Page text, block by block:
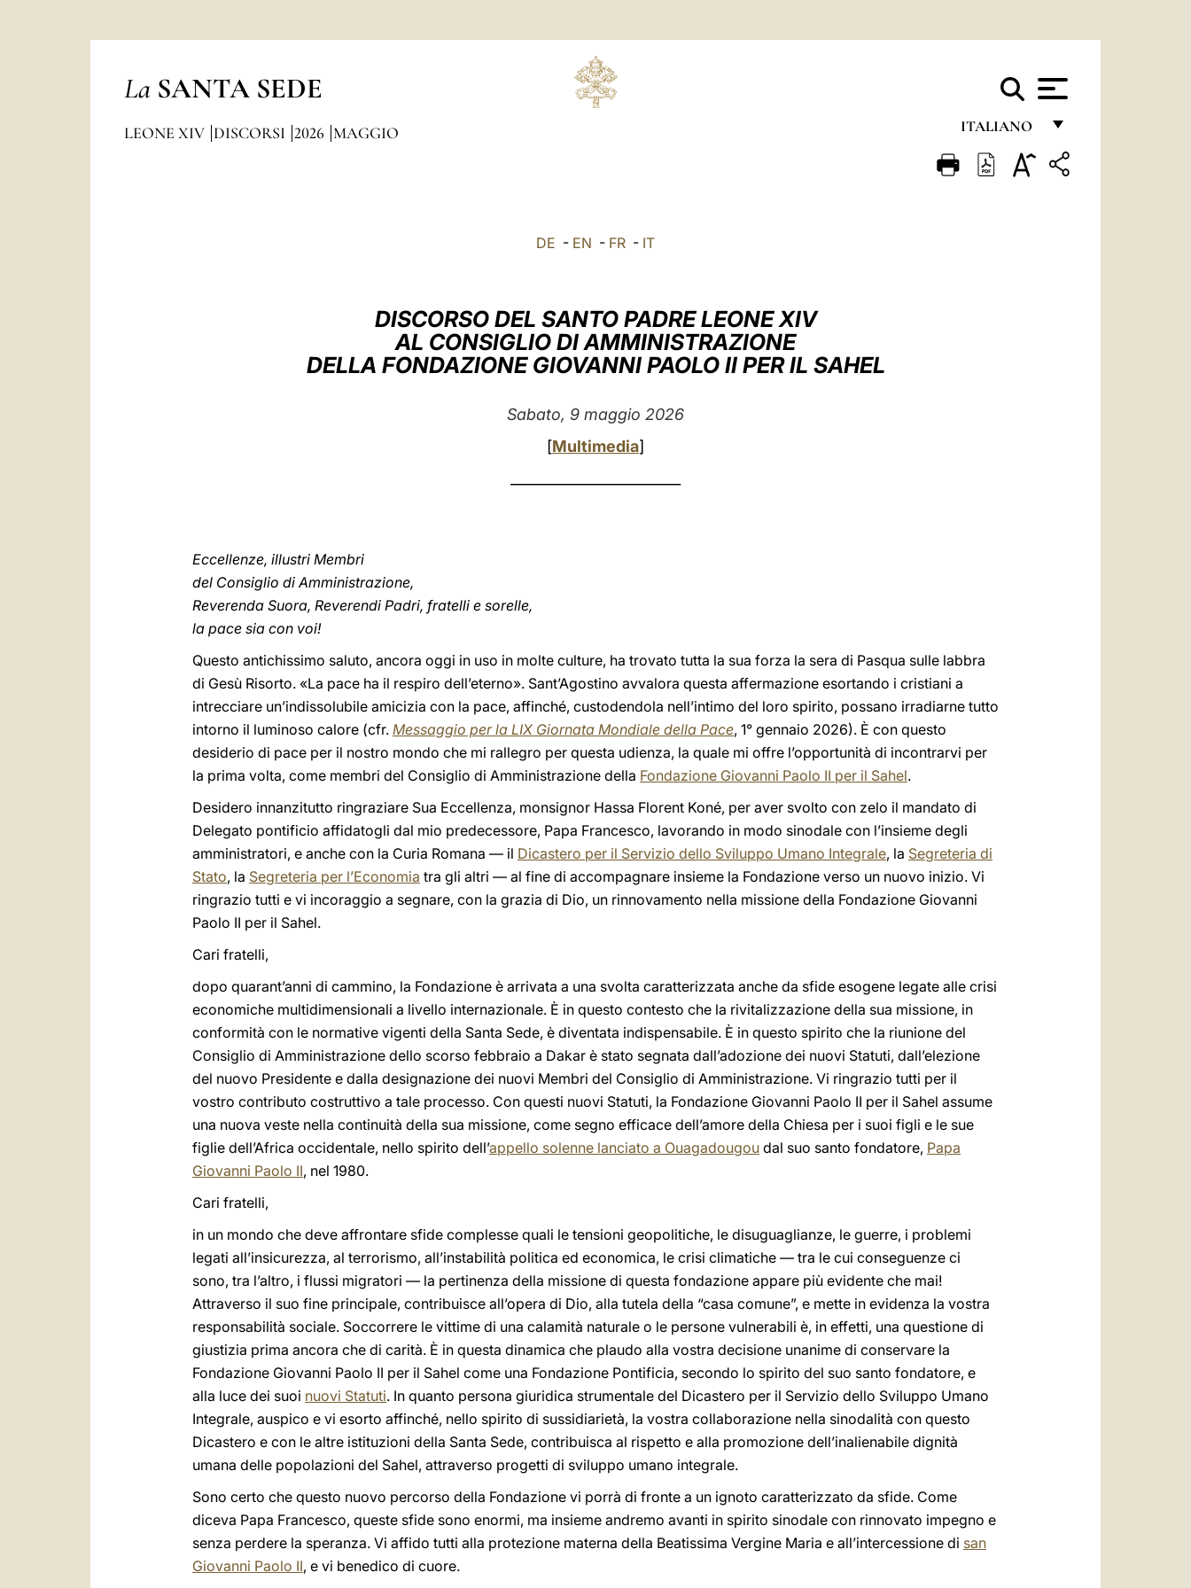
La SANTA SEDE
ITALIANO
FRANÇAIS
LEONE XIV DISCORSI 2026 MAGGIO
DE - EN - FR - IT
DISCORSO DEL SANTO PADRE LEONE XIV
AL CONSIGLIO DI AMMINISTRAZIONE
DELLA FONDAZIONE GIOVANNI PAOLO II PER IL SAHEL
Sabato, 9 maggio 2026
[Multimedia]
Eccellenze, illustri Membri
del Consiglio di Amministrazione,
Reverenda Suora, Reverendi Padri, fratelli e sorelle,
la pace sia con voi!
Questo antichissimo saluto, ancora oggi in uso in molte culture, ha trovato tutta la sua forza la sera di Pasqua sulle labbra
di Gesù Risorto. «La pace ha il respiro dell’eterno». Sant’Agostino avvalora questa affermazione esortando i cristiani a
intrecciare un’indissolubile amicizia con la pace, affinché, custodendola nell’intimo del loro spirito, possano irradiarne tutto
intorno il luminoso calore (cfr. Messaggio per la LIX Giornata Mondiale della Pace, 1° gennaio 2026). È con questo
desiderio di pace per il nostro mondo che mi rallegro per questa udienza, la quale mi offre l’opportunità di incontrarvi per
la prima volta, come membri del Consiglio di Amministrazione della Fondazione Giovanni Paolo II per il Sahel.
Desidero innanzitutto ringraziare Sua Eccellenza, monsignor Hassa Florent Koné, per aver svolto con zelo il mandato di
Delegato pontificio affidatogli dal mio predecessore, Papa Francesco, lavorando in modo sinodale con l’insieme degli
amministratori, e anche con la Curia Romana — il Dicastero per il Servizio dello Sviluppo Umano Integrale, la Segreteria di
Stato, la Segreteria per l’Economia tra gli altri — al fine di accompagnare insieme la Fondazione verso un nuovo inizio. Vi
ringrazio tutti e vi incoraggio a segnare, con la grazia di Dio, un rinnovamento nella missione della Fondazione Giovanni
Paolo II per il Sahel.
Cari fratelli,
dopo quarant’anni di cammino, la Fondazione è arrivata a una svolta caratterizzata anche da sfide esogene legate alle crisi
economiche multidimensionali a livello internazionale. È in questo contesto che la rivitalizzazione della sua missione, in
conformità con le normative vigenti della Santa Sede, è diventata indispensabile. È in questo spirito che la riunione del
Consiglio di Amministrazione dello scorso febbraio a Dakar è stato segnata dall’adozione dei nuovi Statuti, dall’elezione
del nuovo Presidente e dalla designazione dei nuovi Membri del Consiglio di Amministrazione. Vi ringrazio tutti per il
vostro contributo costruttivo a tale processo. Con questi nuovi Statuti, la Fondazione Giovanni Paolo II per il Sahel assume
una nuova veste nella continuità della sua missione, come segno efficace dell’amore della Chiesa per i suoi figli e le sue
figlie dell’Africa occidentale, nello spirito dell’appello solenne lanciato a Ouagadougou dal suo santo fondatore, Papa
Giovanni Paolo II, nel 1980.
Cari fratelli,
in un mondo che deve affrontare sfide complesse quali le tensioni geopolitiche, le disuguaglianze, le guerre, i problemi
legati all’insicurezza, al terrorismo, all’instabilità politica ed economica, le crisi climatiche — tra le cui conseguenze ci
sono, tra l’altro, i flussi migratori — la pertinenza della missione di questa fondazione appare più evidente che mai!
Attraverso il suo fine principale, contribuisce all’opera di Dio, alla tutela della “casa comune”, e mette in evidenza la vostra
responsabilità sociale. Soccorrere le vittime di una calamità naturale o le persone vulnerabili è, in effetti, una questione di
giustizia prima ancora che di carità. È in questa dinamica che plaudo alla vostra decisione unanime di conservare la
Fondazione Giovanni Paolo II per il Sahel come una Fondazione Pontificia, secondo lo spirito del suo santo fondatore, e
alla luce dei suoi nuovi Statuti. In quanto persona giuridica strumentale del Dicastero per il Servizio dello Sviluppo Umano
Integrale, auspico e vi esorto affinché, nello spirito di sussidiarietà, la vostra collaborazione nella sinodalità con questo
Dicastero e con le altre istituzioni della Santa Sede, contribuisca al rispetto e alla promozione dell’inalienabile dignità
umana delle popolazioni del Sahel, attraverso progetti di sviluppo umano integrale.
Sono certo che questo nuovo percorso della Fondazione vi porrà di fronte a un ignoto caratterizzato da sfide. Come
diceva Papa Francesco, queste sfide sono enormi, ma insieme andremo avanti in spirito sinodale con rinnovato impegno e
senza perdere la speranza. Vi affido tutti alla protezione materna della Beatissima Vergine Maria e all’intercessione di san
Giovanni Paolo II, e vi benedico di cuore.